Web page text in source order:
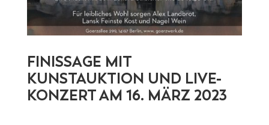
FINISSAGE MIT
KUNSTAUKTION UND LIVE-
KONZERT AM 16. MÄRZ 2023